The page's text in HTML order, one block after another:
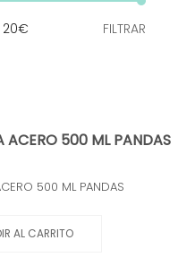
Precio
Precio
FILTRAR
20€
ACERO 500 ML PANDAS
500 ML PANDAS
AL CARRITO